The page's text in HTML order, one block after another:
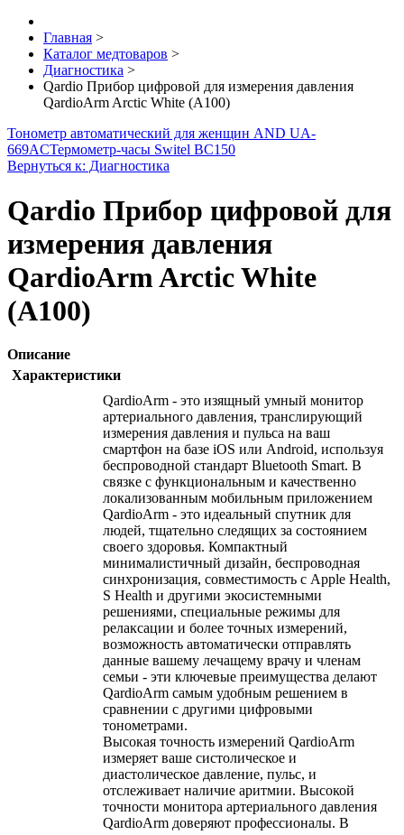
Главная >
Каталог медтоваров >
Диагностика >
Qardio Прибор цифровой для измерения давления
QardioArm Arctic White (A100)
Тонометр автоматический для женщин AND UA-
669ACТермометр-часы Switel BC150
Вернуться к: Диагностика
Qardio Прибор цифровой для
измерения давления
QardioArm Arctic White
(A100)
Описание
Характеристики
QardioArm - это изящный умный монитор
артериального давления, транслирующий
измерения давления и пульса на ваш
смартфон на базе iOS или Android, используя
беспроводной стандарт Bluetooth Smart. В
связке с функциональным и качественно
локализованным мобильным приложением
QardioArm - это идеальный спутник для
людей, тщательно следящих за состоянием
своего здоровья. Компактный
минималистичный дизайн, беспроводная
синхронизация, совместимость с Apple Health,
S Health и другими экосистемными
решениями, специальные режимы для
релаксации и более точных измерений,
возможность автоматически отправлять
данные вашему лечащему врачу и членам
семьи - эти ключевые преимущества делают
QardioArm самым удобным решением в
сравнении с другими цифровыми
тонометрами.
Высокая точность измерений QardioArm
измеряет ваше систолическое и
диастолическое давление, пульс, и
отслеживает наличие аритмии. Высокой
точности монитора артериального давления
QardioArm доверяют профессионалы. В